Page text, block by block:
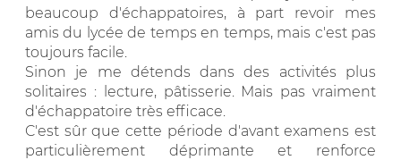
beaucoup d'échappatoires, à part revoir mes
amis du lycée de temps en temps, mais c'est pas
toujours facile.
Sinon je me détends dans des activités plus
solitaires : lecture, pâtisserie. Mais pas vraiment
d'échappatoire très efficace.
C'est sûr que cette période d'avant examens est
particulièrement déprimante et renforce